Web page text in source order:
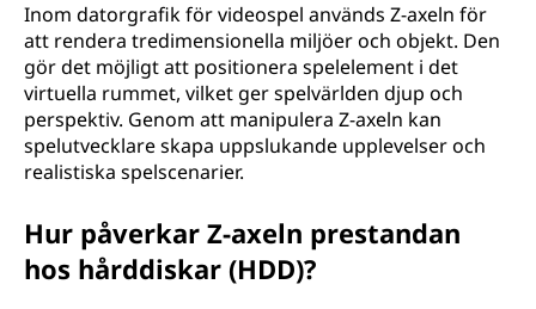
Inom datorgrafik för videospel används Z-axeln för
att rendera tredimensionella miljöer och objekt. Den
gör det möjligt att positionera spelelement i det
virtuella rummet, vilket ger spelvärlden djup och
perspektiv. Genom att manipulera Z-axeln kan
spelutvecklare skapa uppslukande upplevelser och
realistiska spelscenarier.
Hur påverkar Z-axeln prestandan
hos hårddiskar (HDD)?